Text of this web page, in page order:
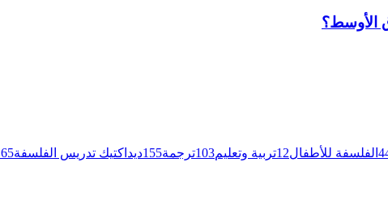
الأوسط؟
الفلسفة للأطفال12تربية وتعليم103ترجمة155ديداكتيك تدريس الفلسفة65